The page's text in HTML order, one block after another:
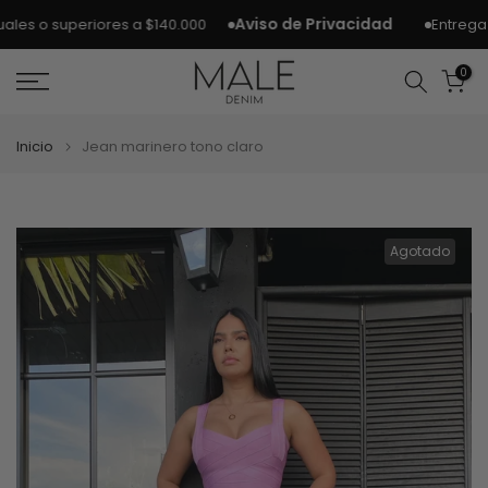
Ir
al
contenido
o superiores a $140.000 Aviso de Privacidad Entrega
0
Inicio Jean marinero tono claro
Agotado